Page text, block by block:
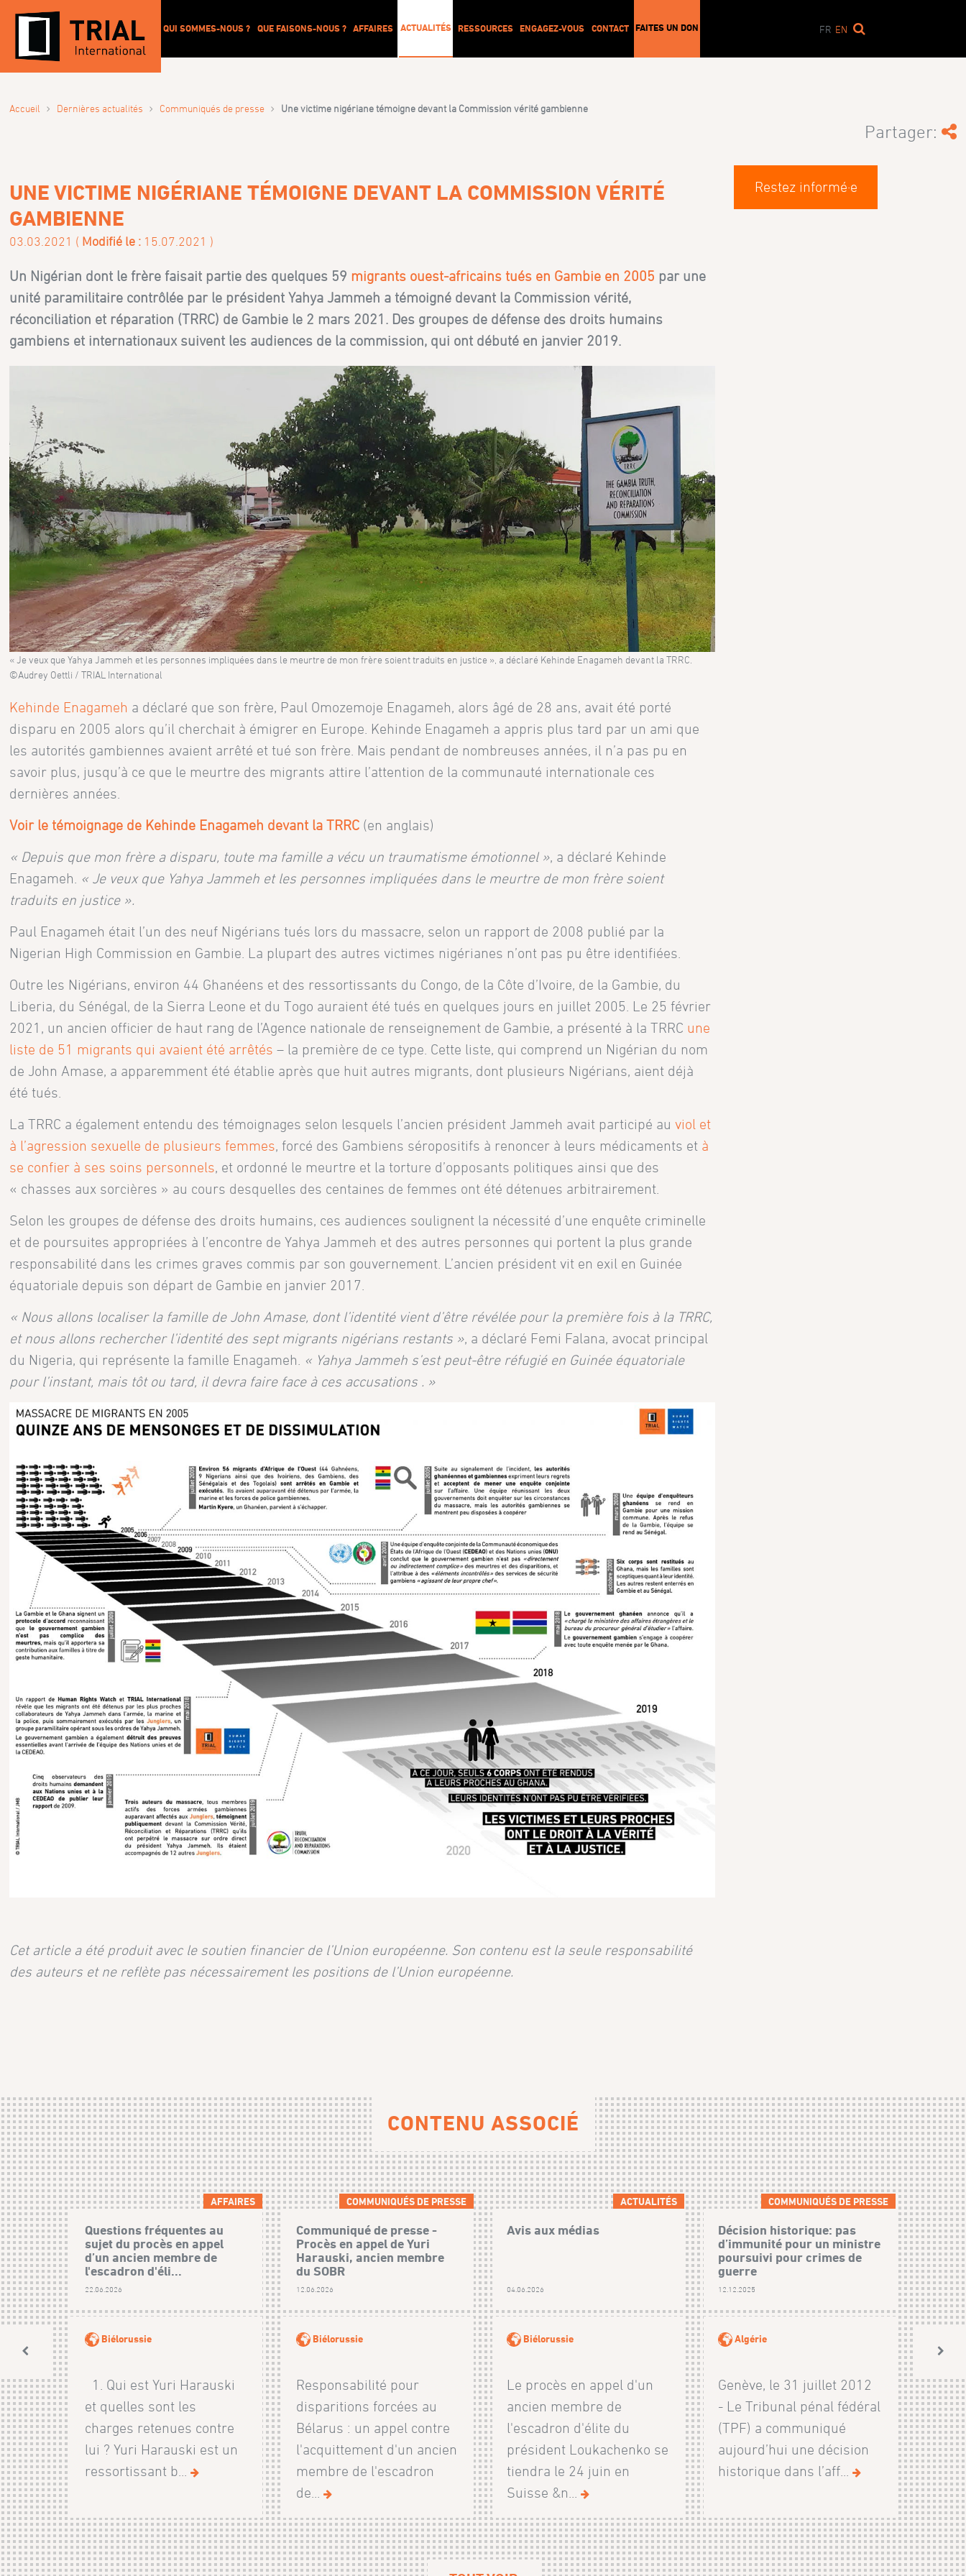
QUI SOMMES-NOUS ? QUE FAISONS-NOUS ? AFFAIRES ACTUALITÉS RESSOURCES ENGAGEZ-VOUS CONTACT FAITES UN DON FR EN
Accueil › Dernières actualités › Communiqués de presse › Une victime nigériane témoigne devant la Commission vérité gambienne
Partager:
UNE VICTIME NIGÉRIANE TÉMOIGNE DEVANT LA COMMISSION VÉRITÉ
GAMBIENNE
03.03.2021 ( Modifié le : 15.07.2021 )
Un Nigérian dont le frère faisait partie des quelques 59 migrants ouest-africains tués en Gambie en 2005 par une
unité paramilitaire contrôlée par le président Yahya Jammeh a témoigné devant la Commission vérité,
réconciliation et réparation (TRRC) de Gambie le 2 mars 2021. Des groupes de défense des droits humains
gambiens et internationaux suivent les audiences de la commission, qui ont débuté en janvier 2019.
« Je veux que Yahya Jammeh et les personnes impliquées dans le meurtre de mon frère soient traduits en justice », a déclaré Kehinde Enagameh devant la TRRC.
©Audrey Oettli / TRIAL International
Kehinde Enagameh a déclaré que son frère, Paul Omozemoje Enagameh, alors âgé de 28 ans, avait été porté
disparu en 2005 alors qu’il cherchait à émigrer en Europe. Kehinde Enagameh a appris plus tard par un ami que
les autorités gambiennes avaient arrêté et tué son frère. Mais pendant de nombreuses années, il n’a pas pu en
savoir plus, jusqu’à ce que le meurtre des migrants attire l’attention de la communauté internationale ces
dernières années.
Voir le témoignage de Kehinde Enagameh devant la TRRC (en anglais)
« Depuis que mon frère a disparu, toute ma famille a vécu un traumatisme émotionnel », a déclaré Kehinde
Enagameh.
« Je veux que Yahya Jammeh et les personnes impliquées dans le meurtre de mon frère soient
traduits en justice ».
Paul Enagameh était l’un des neuf Nigérians tués lors du massacre, selon un rapport de 2008 publié par la
Nigerian High Commission en Gambie. La plupart des autres victimes nigérianes n’ont pas pu être identifiées.
Outre les Nigérians, environ 44 Ghanéens et des ressortissants du Congo, de la Côte d’Ivoire, de la Gambie, du
Liberia, du Sénégal, de la Sierra Leone et du Togo auraient été tués en quelques jours en juillet 2005. Le 25 février
2021, un ancien officier de haut rang de l’Agence nationale de renseignement de Gambie, a présenté à la TRRC une
liste de 51 migrants qui avaient été arrêtés – la première de ce type. Cette liste, qui comprend un Nigérian du nom
de John Amase, a apparemment été établie après que huit autres migrants, dont plusieurs Nigérians, aient déjà
été tués.
La TRRC a également entendu des témoignages selon lesquels l’ancien président Jammeh avait participé auviol et
à l’agression sexuelle de plusieurs femmes, forcé des Gambiens séropositifs à renoncer à leurs médicaments et à
se confier à ses soins personnels, et ordonné le meurtre et la torture d’opposants politiques ainsi que des
« chasses aux sorcières » au cours desquelles des centaines de femmes ont été détenues arbitrairement.
Selon les groupes de défense des droits humains, ces audiences soulignent la nécessité d’une enquête criminelle
et de poursuites appropriées à l’encontre de Yahya Jammeh et des autres personnes qui portent la plus grande
responsabilité dans les crimes graves commis par son gouvernement. L’ancien président vit en exil en Guinée
équatoriale depuis son départ de Gambie en janvier 2017.
« Nous allons localiser la famille de John Amase, dont l’identité vient d’être révélée pour la première fois à la TRRC,
et nous allons rechercher l’identité des sept migrants nigérians restants », a déclaré Femi Falana, avocat principal
du Nigeria, qui représente la famille Enagameh.
« Yahya Jammeh s’est peut-être réfugié en Guinée équatoriale
pour l’instant, mais tôt ou tard, il devra faire face à ces accusations . »
Cet article a été produit avec le soutien financier de l’Union européenne. Son contenu est la seule responsabilité
des auteurs et ne reflète pas nécessairement les positions de l’Union européenne.
Restez informé·e
CONTENU ASSOCIÉ
AFFAIRES
Questions fréquentes au
sujet du procès en appel
d’un ancien membre de
l'escadron d'éli...
22.06.2026
Biélorussie
1. Qui est Yuri Harauski
et quelles sont les
charges retenues contre
lui ? Yuri Harauski est un
ressortissant b...
COMMUNIQUÉS DE PRESSE
Communiqué de presse -
Procès en appel de Yuri
Harauski, ancien membre
du SOBR
12.06.2026
Biélorussie
Responsabilité pour
disparitions forcées au
Bélarus : un appel contre
l'acquittement d'un ancien
membre de l'escadron
de...
ACTUALITÉS
Avis aux médias
04.06.2026
Biélorussie
Le procès en appel d'un
ancien membre de
l'escadron d'élite du
président Loukachenko se
tiendra le 24 juin en
Suisse &n...
COMMUNIQUÉS DE PRESSE
Décision historique: pas
d’immunité pour un ministre
poursuivi pour crimes de
guerre
12.12.2025
Algérie
Genève, le 31 juillet 2012
- Le Tribunal pénal fédéral
(TPF) a communiqué
aujourd’hui une décision
historique dans l’aff...